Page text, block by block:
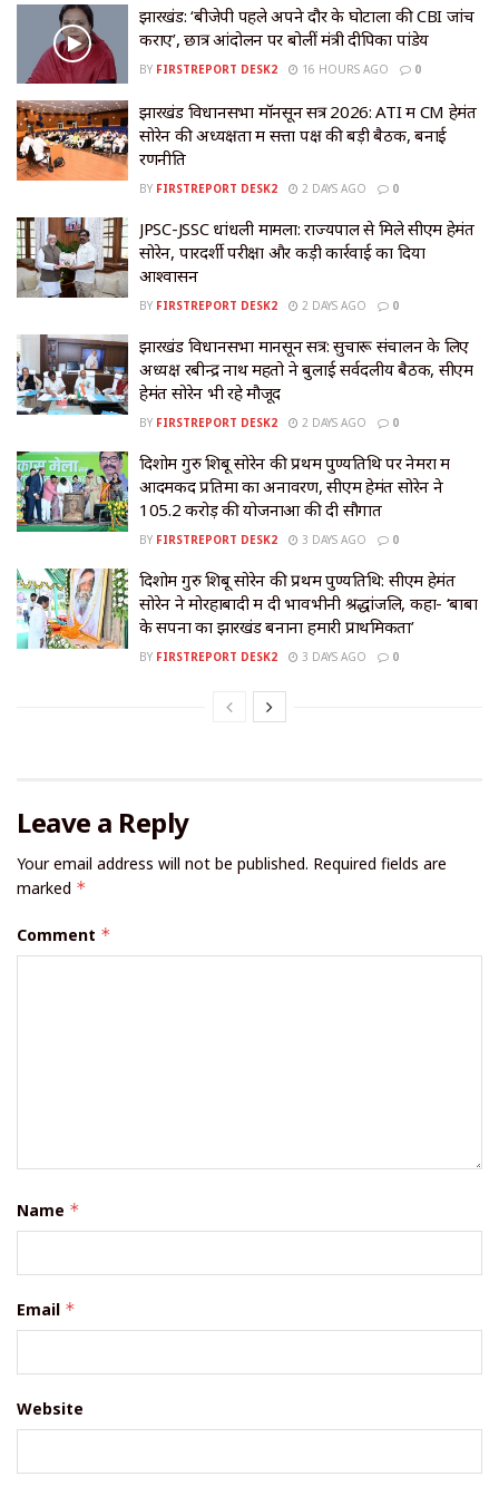
झारखंड: ‘बीजेपी पहले अपने दौर के घोटालों की CBI जांच
कराए’, छात्र आंदोलन पर बोलीं मंत्री दीपिका पांडेय
BY FIRSTREPORT DESK2 16 HOURS AGO 0
झारखंड विधानसभा मॉनसून सत्र 2026: ATI में CM हेमंत
सोरेन की अध्यक्षता में सत्ता पक्ष की बड़ी बैठक, बनाई
रणनीति
BY FIRSTREPORT DESK2 2 DAYS AGO 0
JPSC-JSSC धांधली मामला: राज्यपाल से मिले सीएम हेमंत
सोरेन, पारदर्शी परीक्षा और कड़ी कार्रवाई का दिया
आश्वासन
BY FIRSTREPORT DESK2 2 DAYS AGO 0
झारखंड विधानसभा मानसून सत्र: सुचारू संचालन के लिए
अध्यक्ष रबीन्द्र नाथ महतो ने बुलाई सर्वदलीय बैठक, सीएम
हेमंत सोरेन भी रहे मौजूद
BY FIRSTREPORT DESK2 2 DAYS AGO 0
दिशोम गुरु शिबू सोरेन की प्रथम पुण्यतिथि पर नेमरा में
आदमकद प्रतिमा का अनावरण, सीएम हेमंत सोरेन ने
105.2 करोड़ की योजनाओं की दी सौगात
BY FIRSTREPORT DESK2 3 DAYS AGO 0
दिशोम गुरु शिबू सोरेन की प्रथम पुण्यतिथि: सीएम हेमंत
सोरेन ने मोरहाबादी में दी भावभीनी श्रद्धांजलि, कहा- ‘बाबा
के सपनों का झारखंड बनाना हमारी प्राथमिकता’
BY FIRSTREPORT DESK2 3 DAYS AGO 0
Leave a Reply
Your email address will not be published. Required fields are
marked *
Comment *
Name *
Email *
Website